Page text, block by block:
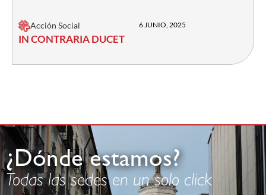
Acción Social 6 JUNIO, 2025
IN CONTRARIA DUCET
¿Dónde estamos?
Todas las sedes en un solo click